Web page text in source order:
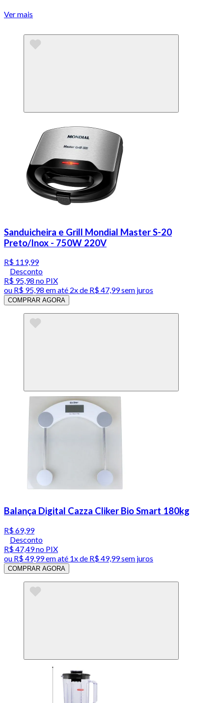
Ver mais
Sanduicheira e Grill Mondial Master S-20
Preto/Inox - 750W 220V
R$ 119,99
Desconto
R$ 95,98 no PIX
ou R$ 95,98 em até 2x de R$ 47,99 sem juros
COMPRAR AGORA
Balança Digital Cazza Cliker Bio Smart 180kg
R$ 69,99
Desconto
R$ 47,49no PIX
ou R$ 49,99em até 1x de R$ 49,99sem juros
COMPRAR AGORA